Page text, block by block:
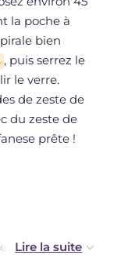
la poche à
bien
, puis serrez le
le verre.
de zeste de
du zeste de
prête !
à l'anis au